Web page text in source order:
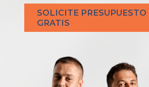
SOLICITE PRESUPUESTO
GRATIS